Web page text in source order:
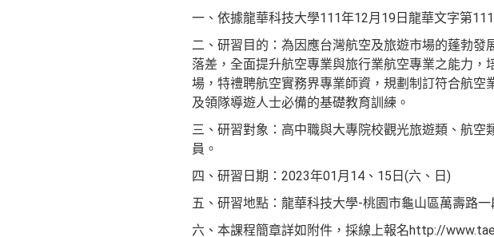
一、依據龍華科技大學111年12月19日龍華文字第
二、研習目的：為因應台灣航空及旅遊市場的蓬勃
落差，全面提升航空專業與旅行業航空專業之能力
場，特禮聘航空實務界專業師資，規劃制訂符合航
及領隊導遊人士必備的基礎教育訓練。
三、研習對象：高中職與大專院校觀光旅遊類、航
員。
四、研習日期：2023年01月14、15日(六、日)
五、研習地點：龍華科技大學-桃園市龜山區萬壽路一
六、本課程簡章詳如附件，採線上報名http://